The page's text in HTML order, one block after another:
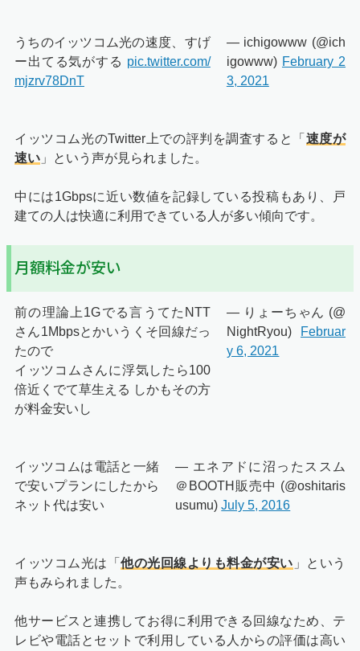
うちのイッツコム光の速度、すげ
ー出てる気がする pic.twitter.com/
mjzrv78DnT
— ichigowww (@ich
igowww) February 2
3, 2021
イッツコム光のTwitter上での評判を調査すると「 速度が
速い 」という声が見られました。
中には1Gbpsに近い数値を記録している投稿もあり、戸
建ての人は快適に利用できている人が多い傾向です。
月額料金が安い
前の理論上1Gでる言うてたNTT
さん1Mbpsとかいうくそ回線だっ
たので
イッツコムさんに浮気したら100
倍近くでて草生える しかもその方
が料金安いし
— りょーちゃん (@
NightRyou)
Februar
y 6, 2021
イッツコムは電話と一緒
で安いプランにしたから
ネット代は安い
— エネアドに沼ったススム
＠BOOTH販売中 (@oshitaris
usumu)July 5, 2016
イッツコム光は「 他の光回線よりも料金が安い 」という
声もみられました。
他サービスと連携してお得に利用できる回線なため、テ
レビや電話とセットで利用している人からの評価は高い